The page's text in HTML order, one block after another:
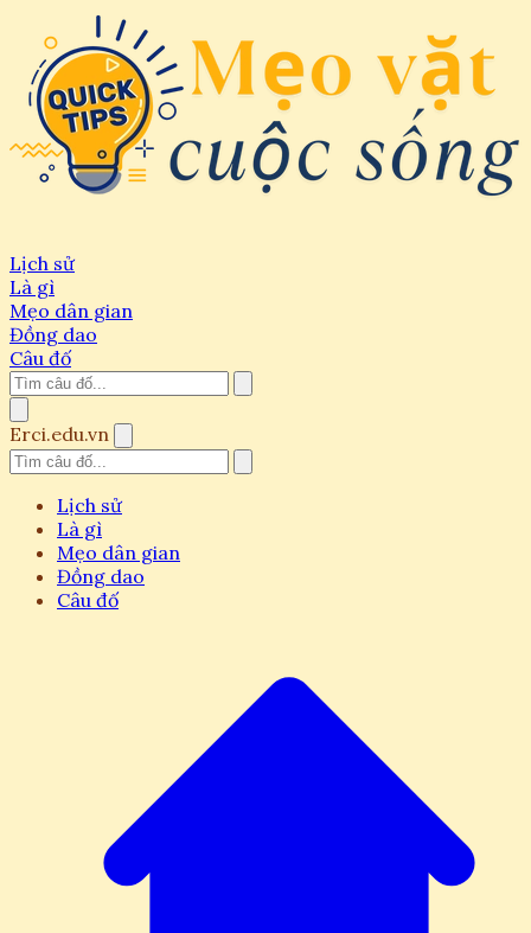
Lịch sử
Là gì
Mẹo dân gian
Đồng dao
Câu đố
Erci.edu.vn
Lịch sử
Là gì
Mẹo dân gian
Đồng dao
Câu đố